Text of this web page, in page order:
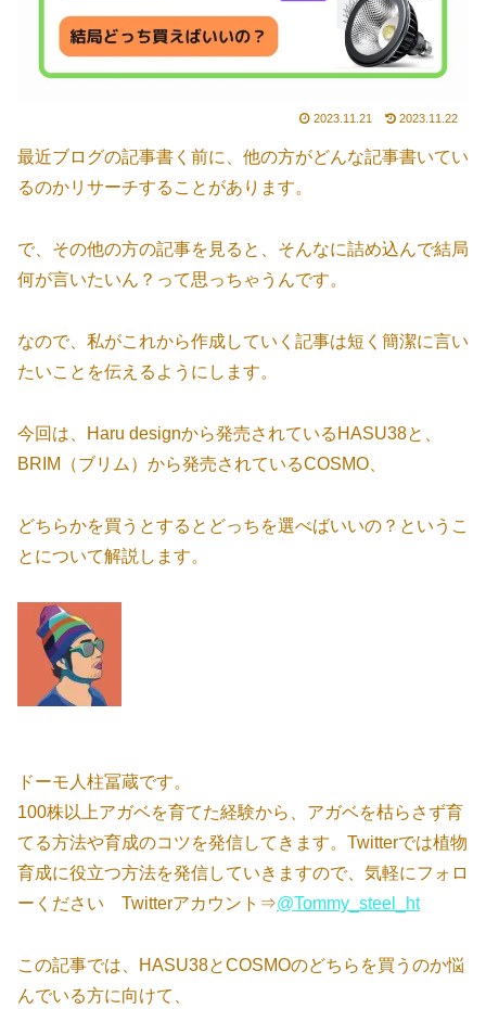
2023.11.21 2023.11.22
最近ブログの記事書く前に、他の方がどんな記事書いてい
るのかリサーチすることがあります。
で、その他の方の記事を見ると、そんなに詰め込んで結局
何が言いたいん？って思っちゃうんです。
なので、私がこれから作成していく記事は短く簡潔に言い
たいことを伝えるようにします。
今回は、Haru designから発売されているHASU38と、
BRIM（ブリム）から発売されているCOSMO、
どちらかを買うとするとどっちを選べばいいの？というこ
とについて解説します。
ドーモ人柱冨蔵です。
100株以上アガベを育てた経験から、アガベを枯らさず育
てる方法や育成のコツを発信してきます。Twitterでは植物
育成に役立つ方法を発信していきますので、気軽にフォロ
ーください Twitterアカウント⇒@Tommy_steel_ht
この記事では、HASU38とCOSMOのどちらを買うのか悩
んでいる方に向けて、